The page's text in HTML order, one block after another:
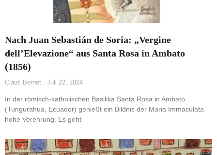
Nach Juan Sebastián de Soria: „Vergine
dell’Elevazione“ aus Santa Rosa in Ambato
(1856)
Claus Bernet Juli 22, 2024
In der römisch-katholischen Basilika Santa Rosa in Ambato
(Tungurahua, Ecuador) genießt ein Bildnis der Maria Immaculata
hohe Verehrung. Es geht